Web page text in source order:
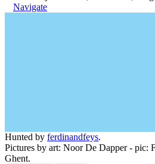
Navigate
Hunted by ferdinandfeys.
Pictures by art: Noor De Dapper - pic:
Ghent.